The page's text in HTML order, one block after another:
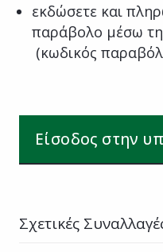
εκδώσετε και
παράβολο μέσω
(κωδικός
Είσοδος στην
Σχετικές